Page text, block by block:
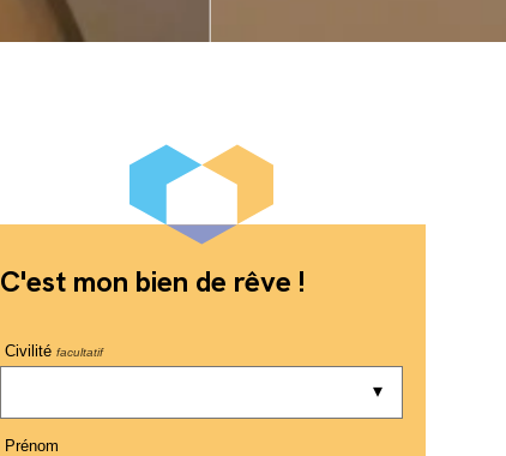
C'est mon bien de rêve !
Civilitéfacultatif
Prénom